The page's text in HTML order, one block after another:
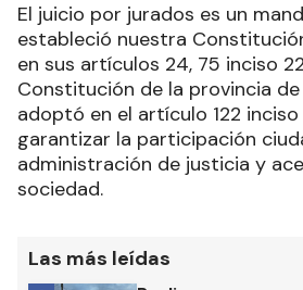
El juicio por jurados es un
estableció nuestra
en sus artículos 24, 75 inciso
Constitución de la provincia de
adoptó en el artículo 122 inciso
garantizar la participación
administración de justicia y
sociedad.
Las más leídas